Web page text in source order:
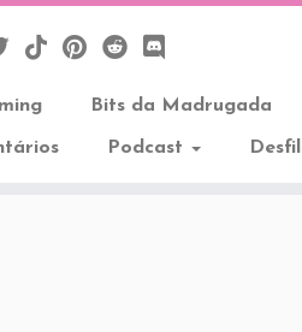
Bits da Madrugada
Podcast